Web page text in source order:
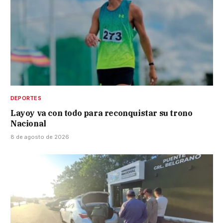
DEPORTES
Layoy va con todo para reconquistar su trono
Nacional
8 de agosto de 2026